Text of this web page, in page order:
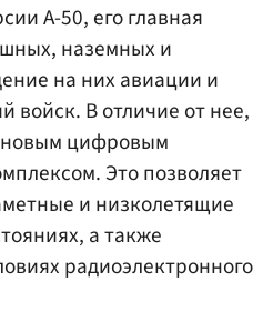
А-50, его главная
наземных и
на них авиации и
войск. В отличие от нее,
новым цифровым
Это позволяет
и низколетящие
а также
радиоэлектронного